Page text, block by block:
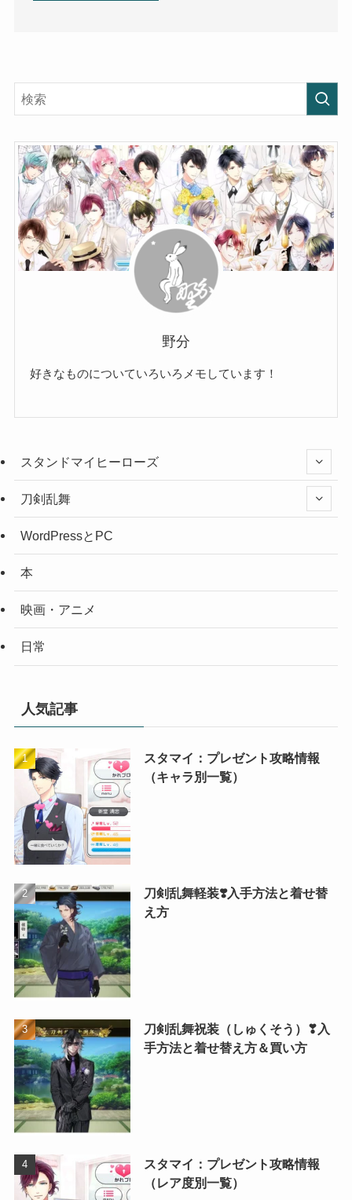
野分
好きなものについていろいろメモしています！
スタンドマイヒーローズ
刀剣乱舞
WordPressとPC
本
映画・アニメ
日常
人気記事
スタマイ：プレゼント攻略情報
（キャラ別一覧）
刀剣乱舞軽装❣️入手方法と着せ替
え方
刀剣乱舞祝装（しゅくそう）❣入
手方法と着せ替え方＆買い方
スタマイ：プレゼント攻略情報
（レア度別一覧）